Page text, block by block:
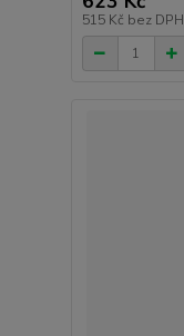
515 Kč bez DPH